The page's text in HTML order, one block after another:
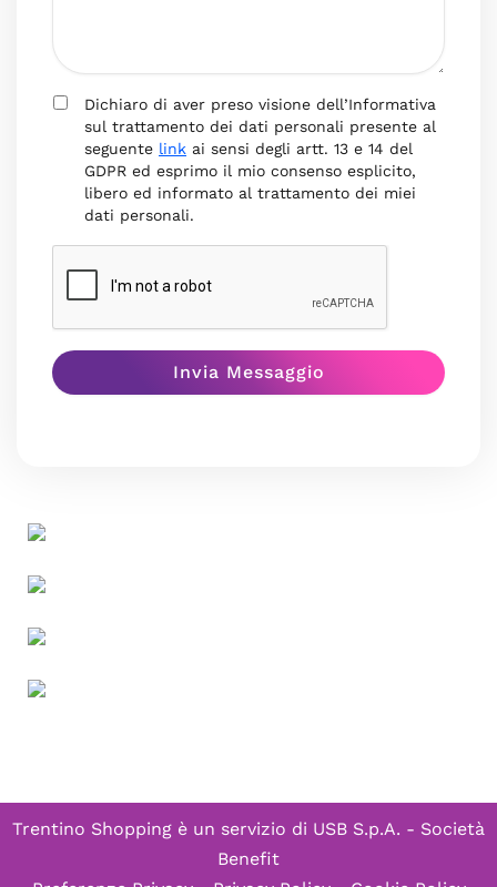
Dichiaro di aver preso visione dell’Informativa
sul trattamento dei dati personali presente al
seguente link ai sensi degli artt. 13 e 14 del
GDPR ed esprimo il mio consenso esplicito,
libero ed informato al trattamento dei miei
dati personali.
Trentino Shopping è un servizio di USB S.p.A. - Società
Benefit